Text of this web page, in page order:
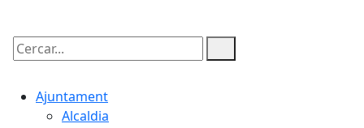
Cercar:
Ajuntament
Alcaldia